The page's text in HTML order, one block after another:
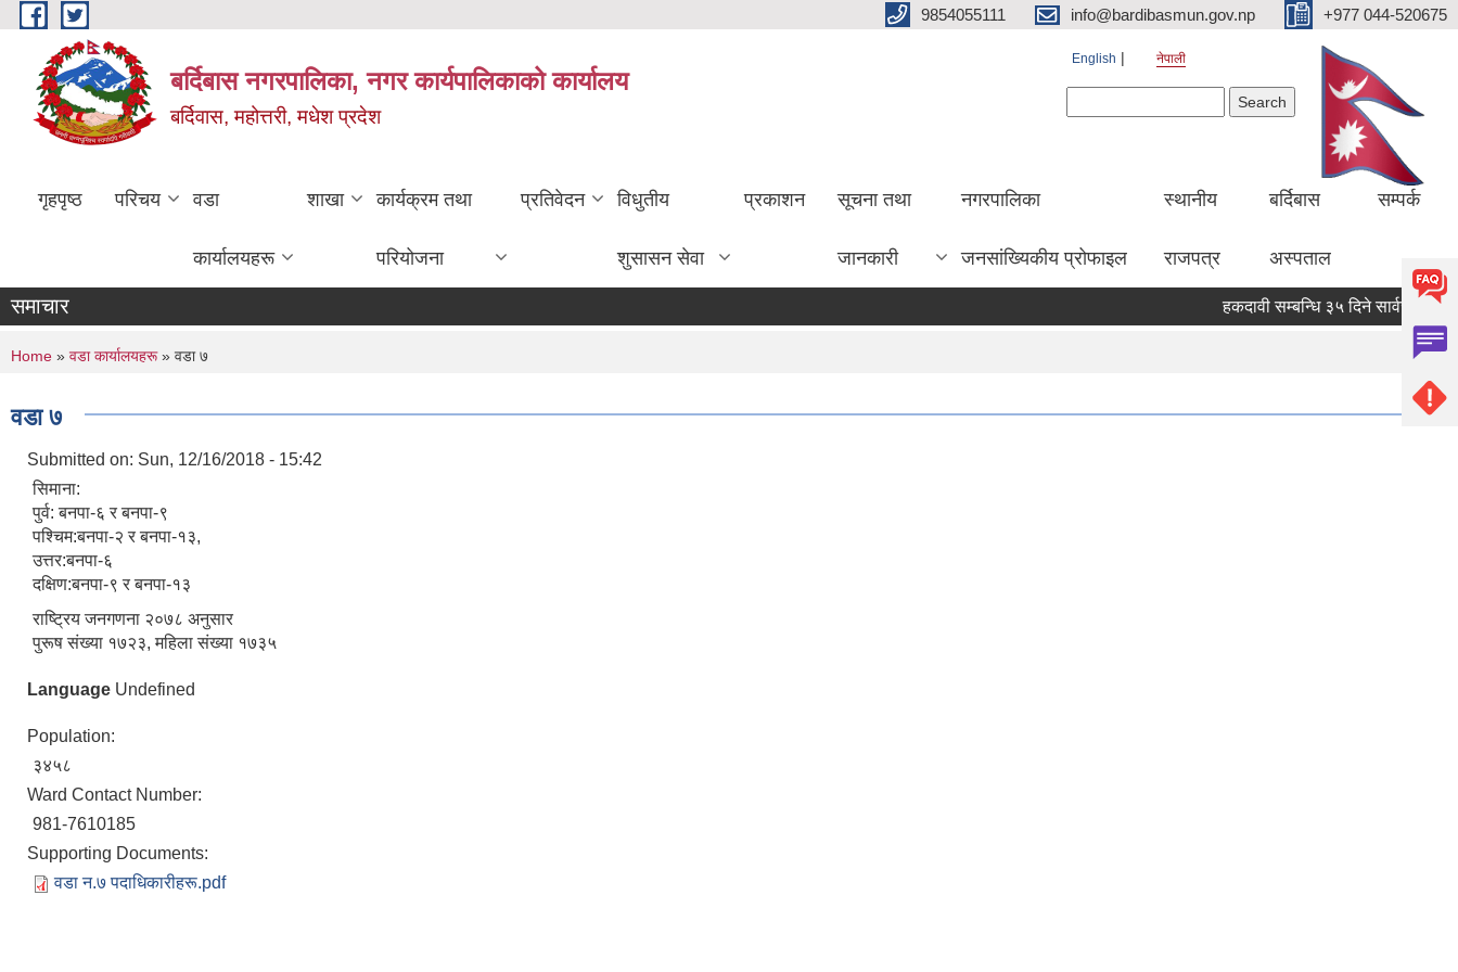
Skip to main content 9854055111 info@bardibasmun.gov.np +977 044-520675
बर्दिबास नगरपालिका, नगर कार्यपालिकाको कार्यालय
बर्दिवास, महोत्तरी, मधेश प्रदेश
English नेपाली
गृहपृष्ठ परिचय वडा
कार्यालयहरू
शाखा कार्यक्रम तथा
परियोजना
प्रतिवेदन विधुतीय
शुसासन सेवा
प्रकाशन सूचना तथा
जानकारी
नगरपालिका
जनसांख्यिकीय प्रोफाइल
स्थानीय
राजपत्र
बर्दिबास
अस्पताल
सम्पर्क
समाचार हकदावी सम्बन्धि ३५ दिने सार्वजनिक सूचना
You are here
Home » वडा कार्यालयहरू» वडा ७
वडा ७
Submitted on: Sun, 12/16/2018 - 15:42
सिमाना:
पुर्व: बनपा-६ र बनपा-९
पश्चिम:बनपा-२ र बनपा-१३,
उत्तर:बनपा-६
दक्षिण:बनपा-९ र बनपा-१३
राष्ट्रिय जनगणना २०७८ अनुसार
पुरूष संख्या १७२३, महिला संख्या १७३५
Language Undefined
Population:
३४५८
Ward Contact Number:
981-7610185
Supporting Documents:
वडा न.७ पदाधिकारीहरू.pdf